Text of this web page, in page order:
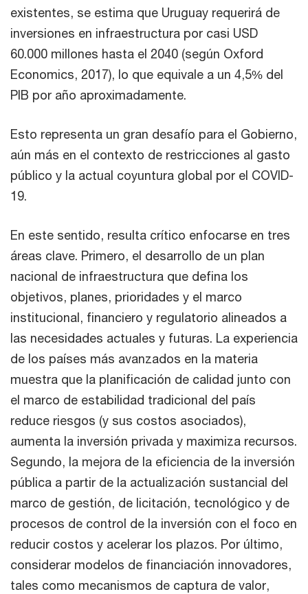
existentes, se estima que Uruguay requerirá de
inversiones en infraestructura por casi USD
60.000 millones hasta el 2040 (según Oxford
Economics, 2017), lo que equivale a un 4,5% del
PIB por año aproximadamente.
Esto representa un gran desafío para el Gobierno,
aún más en el contexto de restricciones al gasto
público y la actual coyuntura global por el COVID-
19.
En este sentido, resulta crítico enfocarse en tres
áreas clave. Primero, el desarrollo de un plan
nacional de infraestructura que defina los
objetivos, planes, prioridades y el marco
institucional, financiero y regulatorio alineados a
las necesidades actuales y futuras. La experiencia
de los países más avanzados en la materia
muestra que la planificación de calidad junto con
el marco de estabilidad tradicional del país
reduce riesgos (y sus costos asociados),
aumenta la inversión privada y maximiza recursos.
Segundo, la mejora de la eficiencia de la inversión
pública a partir de la actualización sustancial del
marco de gestión, de licitación, tecnológico y de
procesos de control de la inversión con el foco en
reducir costos y acelerar los plazos. Por último,
considerar modelos de financiación innovadores,
tales como mecanismos de captura de valor,